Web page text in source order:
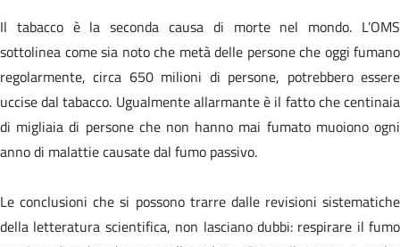
Il tabacco è la seconda causa di morte nel mondo. L’OMS
sottolinea come sia noto che metà delle persone che oggi fumano
regolarmente, circa 650 milioni di persone, potrebbero essere
uccise dal tabacco. Ugualmente allarmante è il fatto che centinaia
di migliaia di persone che non hanno mai fumato muoiono ogni
anno di malattie causate dal fumo passivo.
Le conclusioni che si possono trarre dalle revisioni sistematiche
della letteratura scientifica, non lasciano dubbi: respirare il fumo